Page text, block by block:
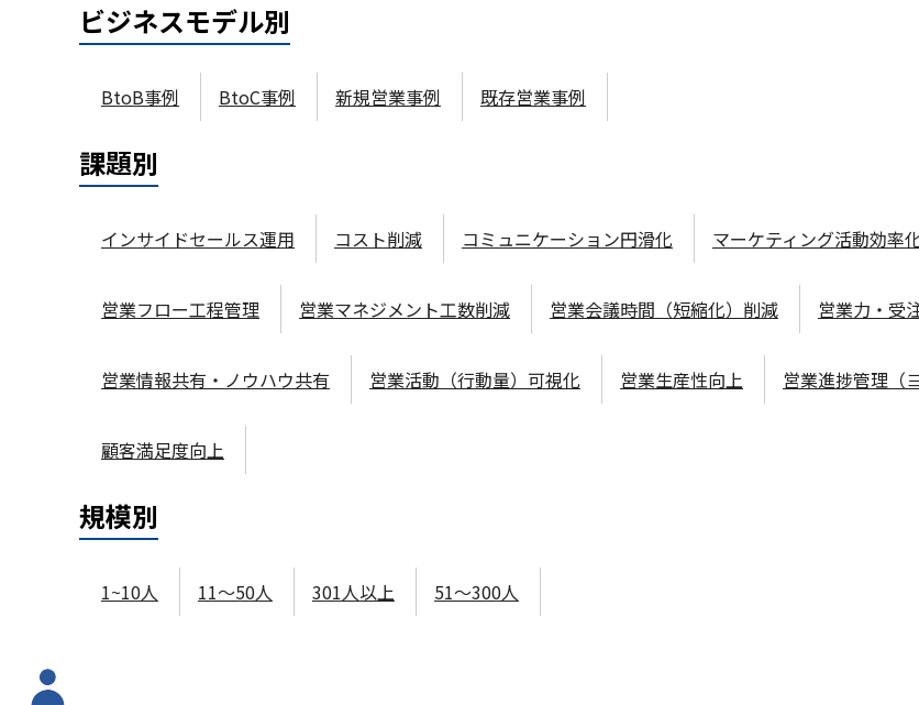
ビジネスモデル別
BtoB事例 BtoC事例 新規営業事例 既存営業事例
課題別
インサイドセールス運用 コスト削減 コミュニケーション円滑化 マーケティング活動効率
営業フロー工程管理 営業マネジメント工数削減 営業会議時間（短縮化）削減 営業力・受
営業情報共有・ノウハウ共有 営業活動（行動量）可視化 営業生産性向上 営業進捗管理（
顧客満足度向上
規模別
1~10人 11～50人 301人以上 51～300人